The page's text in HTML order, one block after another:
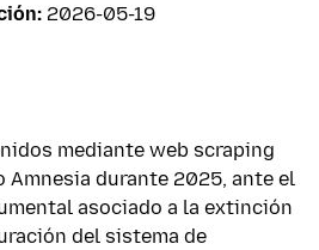
2026-05-19
mediante web scraping
Amnesia durante 2025, ante el
asociado a la extinción
del sistema de